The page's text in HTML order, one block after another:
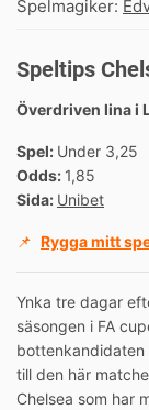
Spelmagiker:
Speltips
Överdriven lina i
Spel: Under 3,25
Odds: 1,85
Sida: Unibet
📌 Rygga mitt
Ynka tre dagar
säsongen i FA
bottenkandidaten
till den här
Chelsea som har